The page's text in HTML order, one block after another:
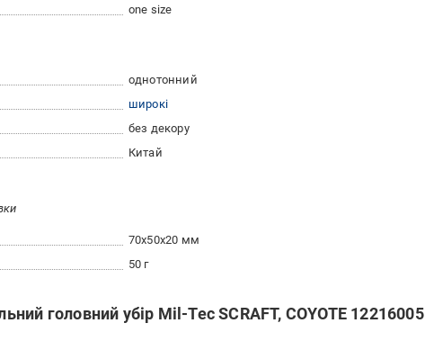
one size
однотонний
широкі
без декору
Китай
70x50x20 мм
50 г
головний убір Mil-Tec SCRAFT, COYOTE 12216005